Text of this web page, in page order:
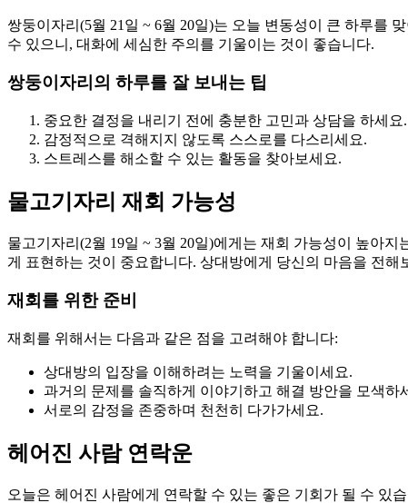
쌍둥이자리(5월 21일 ~ 6월 20일)는 오늘 변동성이 큰 하루를
수 있으니, 대화에 세심한 주의를 기울이는 것이 좋습니다.
쌍둥이자리의 하루를 잘 보내는 팁
중요한 결정을 내리기 전에 충분한 고민과 상담을 하세요.
감정적으로 격해지지 않도록 스스로를 다스리세요.
스트레스를 해소할 수 있는 활동을 찾아보세요.
물고기자리 재회 가능성
물고기자리(2월 19일 ~ 3월 20일)에게는 재회 가능성이 높아
게 표현하는 것이 중요합니다. 상대방에게 당신의 마음을 전해
재회를 위한 준비
재회를 위해서는 다음과 같은 점을 고려해야 합니다:
상대방의 입장을 이해하려는 노력을 기울이세요.
과거의 문제를 솔직하게 이야기하고 해결 방안을 모색하
서로의 감정을 존중하며 천천히 다가가세요.
헤어진 사람 연락운
오늘은 헤어진 사람에게 연락할 수 있는 좋은 기회가 될 수 있